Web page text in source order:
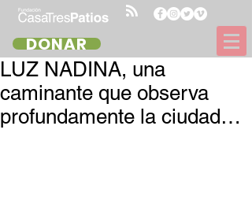
DONAR
LUZ NADINA, una
caminante que observa
profundamente la ciudad…